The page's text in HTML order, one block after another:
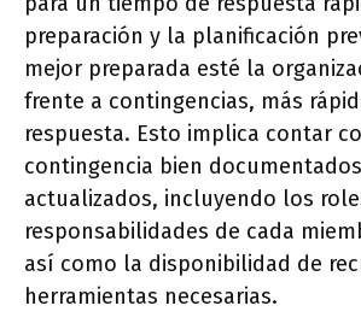
preparación y la planificación
mejor preparada esté la
frente a contingencias, más
respuesta. Esto implica contar
contingencia bien
actualizados, incluyendo los
responsabilidades de cada
así como la disponibilidad de
herramientas necesarias.